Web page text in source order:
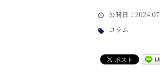
公開日 ：
コラム